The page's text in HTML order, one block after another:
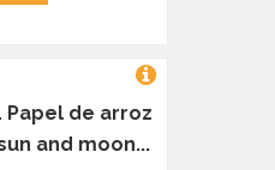
Papel de arroz
and moon...